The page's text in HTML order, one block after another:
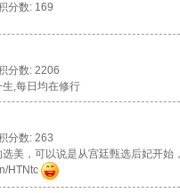
分数: 169
分数: 2206
,每日均在修行
分数: 263
美，可以说是从宫廷甄选后妃开始
HTNtc